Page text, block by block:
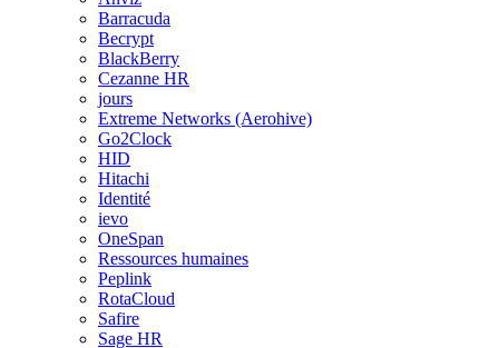
Barracuda
Becrypt
BlackBerry
Cezanne HR
jours
Extreme Networks (Aerohive)
Go2Clock
HID
Hitachi
Identité
ievo
OneSpan
Ressources humaines
Peplink
RotaCloud
Safire
Sage HR